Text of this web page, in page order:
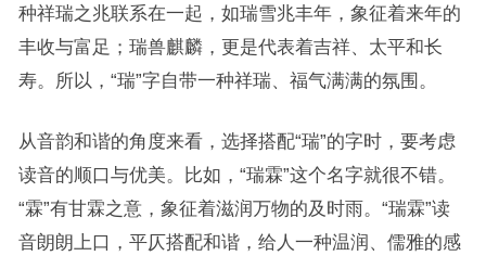
种祥瑞之兆联系在一起，如瑞雪兆丰年，象征着来年的
丰收与富足；瑞兽麒麟，更是代表着吉祥、太平和长
寿。所以，“瑞”字自带一种祥瑞、福气满满的氛围。
从音韵和谐的角度来看，选择搭配“瑞”的字时，要考虑
读音的顺口与优美。比如，“瑞霖”这个名字就很不错。
“霖”有甘霖之意，象征着滋润万物的及时雨。“瑞霖”读
音朗朗上口，平仄搭配和谐，给人一种温润、儒雅的感